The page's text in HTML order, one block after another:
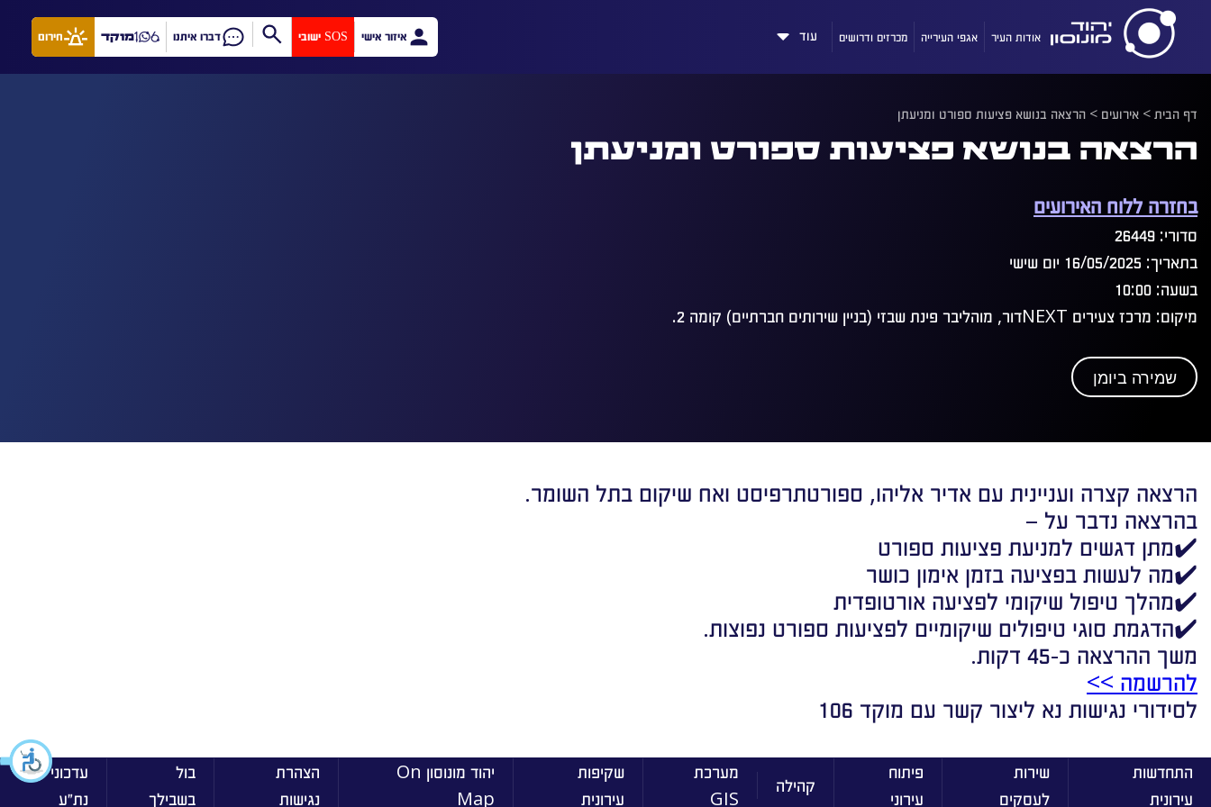
אודות העיר אגפי העירייה מכרזים ודרושים עוד איזור אישי SOS ישובי דברו איתנו מוקד חירום
דף הבית> אירועים > הרצאה בנושא פציעות ספורט ומניעתן
הרצאה בנושא פציעות ספורט ומניעתן
בחזרה ללוח האירועים
סדורי: 26449
בתאריך: 16/05/2025 יום שישי
בשעה: 10:00
מיקום: מרכז צעירים NEXTדור, מוהליבר פינת שבזי (בניין שירותים חברתיים) קומה 2.
שמירה ביומן
הרצאה קצרה ועניינית עם אדיר אליהו, ספורטתרפיסט ואח שיקום בתל השומר.
בהרצאה נדבר על –
✔️מתן דגשים למניעת פציעות ספורט
✔️מה לעשות בפציעה בזמן אימון כושר
✔️מהלך טיפול שיקומי לפציעה אורטופדית
✔️הדגמת סוגי טיפולים שיקומיים לפציעות ספורט נפוצות.
משך ההרצאה כ-45 דקות.
להרשמה >>
לסידורי נגישות נא ליצור קשר עם מוקד 106
התחדשות
עירונית
שירות
לעסקים
פיתוח
עירוני
קהילה
מערכת
GIS
שקיפות
עירונית
יהוד מונוסון On
Map
הצהרת
נגישות
בול
בשבילך
עדכוני
נת״ע